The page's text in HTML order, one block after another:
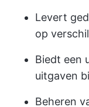
Levert
op
Biedt een
uitgaven
Beheren